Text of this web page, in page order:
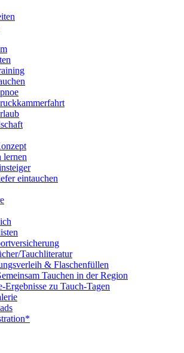
lernen
eintauchen
Tauchliteratur
& Flaschenfüllen
Tauchen in der Region
Ergebnisse zu Tauch-Tagen